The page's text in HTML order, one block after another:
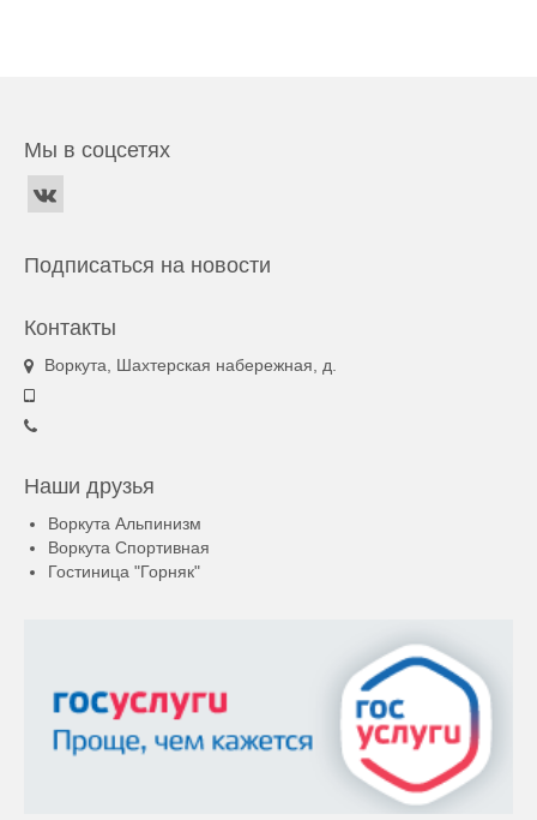
Мы в соцсетях
Подписаться на новости
Контакты
Воркута, Шахтерская набережная, д.
Наши друзья
Воркута Альпинизм
Воркута Спортивная
Гостиница "Горняк"